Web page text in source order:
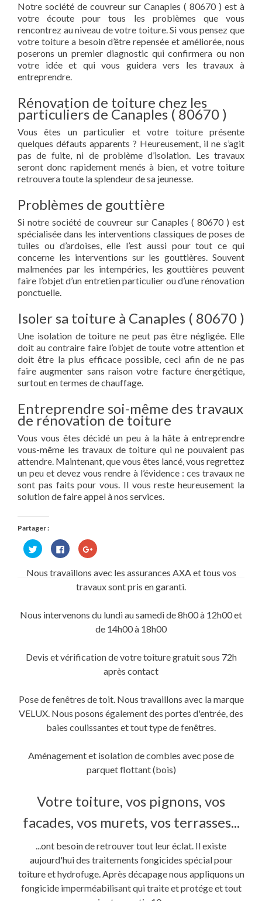
Notre société de couvreur sur Canaples ( 80670 ) est à
votre écoute pour tous les problèmes que vous
rencontrez au niveau de votre toiture. Si vous pensez que
votre toiture a besoin d’être repensée et améliorée, nous
poserons un premier diagnostic qui confirmera ou non
votre idée et qui vous guidera vers les travaux à
entreprendre.
Rénovation de toiture chez les
particuliers de Canaples ( 80670 )
Vous êtes un particulier et votre toiture présente
quelques défauts apparents ? Heureusement, il ne s’agit
pas de fuite, ni de problème d’isolation. Les travaux
seront donc rapidement menés à bien, et votre toiture
retrouvera toute la splendeur de sa jeunesse.
Problèmes de gouttière
Si notre société de couvreur sur Canaples ( 80670 ) est
spécialisée dans les interventions classiques de poses de
tuiles ou d’ardoises, elle l’est aussi pour tout ce qui
concerne les interventions sur les gouttières. Souvent
malmenées par les intempéries, les gouttières peuvent
faire l’objet d’un entretien particulier ou d’une rénovation
ponctuelle.
Isoler sa toiture à Canaples ( 80670 )
Une isolation de toiture ne peut pas être négligée. Elle
doit au contraire faire l’objet de toute votre attention et
doit être la plus efficace possible, ceci afin de ne pas
faire augmenter sans raison votre facture énergétique,
surtout en termes de chauffage.
Entreprendre soi-même des travaux
de rénovation de toiture
Vous vous êtes décidé un peu à la hâte à entreprendre
vous-même les travaux de toiture qui ne pouvaient pas
attendre. Maintenant, que vous êtes lancé, vous regrettez
un peu et devez vous rendre à l’évidence : ces travaux ne
sont pas faits pour vous. Il vous reste heureusement la
solution de faire appel à nos services.
Partager :
Cliquez
pour
partager
Twitter(ouvre
Cliquez
pour
partager
sur
Facebook(ouvre
dans
une
Cliquez
pour
Google+
dans
fenêtre)
Nous travaillons avec les assurances AXA et tous vos
travaux sont pris en garanti.
Nous intervenons du lundi au samedi de 8h00 à 12h00 et
de 14h00 à 18h00
Devis et vérification de votre toiture gratuit sous 72h
après contact
Pose de fenêtres de toit. Nous travaillons avec la marque
VELUX. Nous posons également des portes d'entrée, des
baies coulissantes et tout type de fenêtres.
Aménagement et isolation de combles avec pose de
parquet flottant (bois)
Votre toiture, vos pignons, vos
facades, vos murets, vos terrasses...
...ont besoin de retrouver tout leur éclat. Il existe
aujourd'hui des traitements fongicides spécial pour
toiture et hydrofuge. Après décapage nous appliquons un
fongicide imperméabilisant qui traite et protége et tout